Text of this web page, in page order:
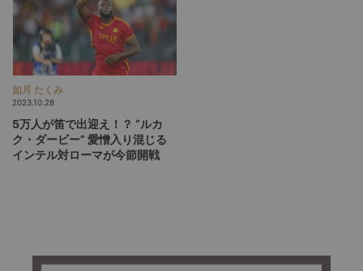
如月 たくみ
2023.10.28
5万人が笛で出迎え！？ “ルカ
ク・ダービー” 愛憎入り混じる
インテル対ローマが今節開戦